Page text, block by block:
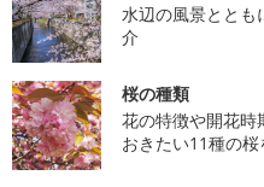
水辺の風景ととも
介
桜の種類
花の特徴や開花時
おきたい11種の桜